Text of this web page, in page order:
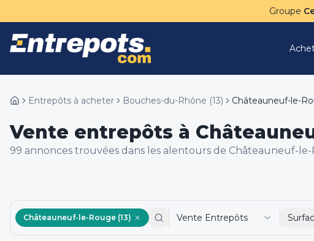
Groupe
Entrepôts à acheter Bouches-du-Rhône (13) Châteauneuf-le-
Vente entrepôts à
99 annonces trouvées dans les alentours de Châteauneuf-le-
Châteauneuf-le-Rouge (13) Vente Entrepôts